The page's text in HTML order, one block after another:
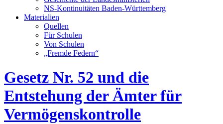
NS-Kontinuitäten Baden-Württemberg
Materialien
Quellen
Für Schulen
Von Schulen
„Fremde Federn“
Gesetz Nr. 52 und die
Entstehung der Ämter für
Vermögenskontrolle